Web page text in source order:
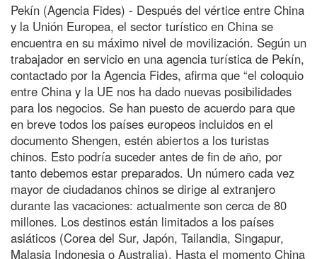
Pekín (Agencia Fides) - Después del vértice entre China
y la Unión Europea, el sector turístico en China se
encuentra en su máximo nivel de movilización. Según un
trabajador en servicio en una agencia turística de Pekín,
contactado por la Agencia Fides, afirma que “el coloquio
entre China y la UE nos ha dado nuevas posibilidades
para los negocios. Se han puesto de acuerdo para que
en breve todos los países europeos incluidos en el
documento Shengen, estén abiertos a los turistas
chinos. Esto podría suceder antes de fin de año, por
tanto debemos estar preparados. Un número cada vez
mayor de ciudadanos chinos se dirige al extranjero
durante las vacaciones: actualmente son cerca de 80
millones. Los destinos están limitados a los países
asiáticos (Corea del Sur, Japón, Tailandia, Singapur,
Malasia Indonesia o Australia). Hasta el momento China